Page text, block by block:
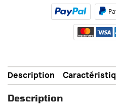
Description
Description